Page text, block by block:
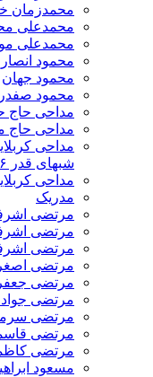
محمدزمان
محمدعلی
محمدعلی
محمود
محمود جهان
محمود
مداحی حاج
مداحی حاج
مداحی
شبهای قدر ۹۶
مداحی
مدریک
مرتضی
مرتضی
مرتضی
مرتضی
مرتضی
مرتضی
مرتضی
مرتضی
مرتضی
مسعود